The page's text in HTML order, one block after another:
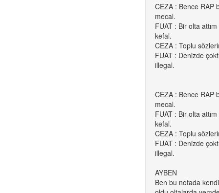
CEZA : Bence RAP
mecal.
FUAT : Bir olta
kefal.
CEZA : Toplu
FUAT : Denizde
illegal.
CEZA : Bence RAP
mecal.
FUAT : Bir olta
kefal.
CEZA : Toplu
FUAT : Denizde
illegal.
AYBEN
Ben bu notada